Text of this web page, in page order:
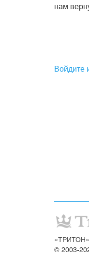
нам
Войдите
© 2003-